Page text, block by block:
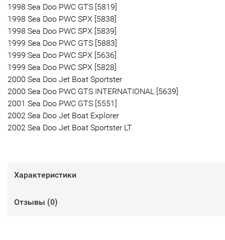
1998 Sea Doo PWC GTS [5819]
1998 Sea Doo PWC SPX [5838]
1998 Sea Doo PWC SPX [5839]
1999 Sea Doo PWC GTS [5883]
1999 Sea Doo PWC SPX [5636]
1999 Sea Doo PWC SPX [5828]
2000 Sea Doo Jet Boat Sportster
2000 Sea Doo PWC GTS INTERNATIONAL [5639]
2001 Sea Doo PWC GTS [5551]
2002 Sea Doo Jet Boat Explorer
2002 Sea Doo Jet Boat Sportster LT
Характеристики
Отзывы (0)